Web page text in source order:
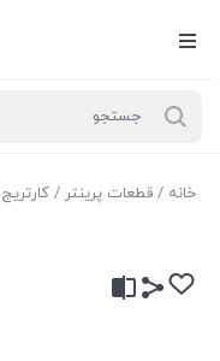
خانه / قطعات پرینتر / کارتریج HP 92A (Grade A)